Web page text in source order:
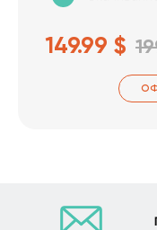
149.99 $